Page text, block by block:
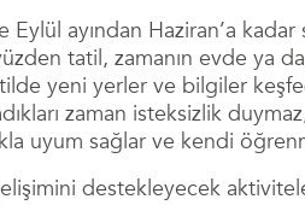
ayından Haziran’a kadar
tatil, zamanın evde ya
yeni yerler ve bilgiler
zaman isteksizlik
uyum sağlar ve kendi
destekleyecek